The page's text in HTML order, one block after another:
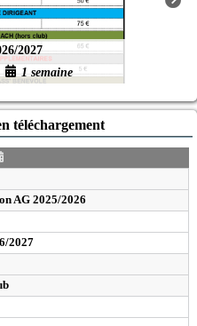
2027
1 semaine
téléchargement
D
a
e AG 2025/2026
2027